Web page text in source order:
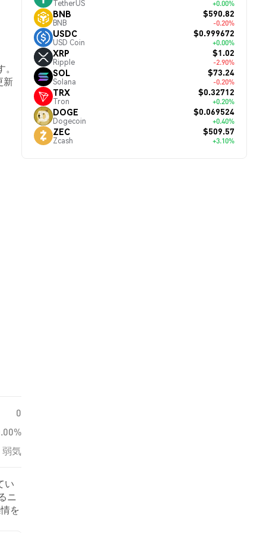
新
0
弱気
い
ニ
を
TetherUS +0.00%
BNB
BNB
$590.82
-0.20%
USDC
USD Coin
$0.999672
+0.00%
XRP
Ripple
$1.02
-2.90%
SOL
Solana
$73.24
-0.20%
TRX
Tron
$0.32712
+0.20%
DOGE
Dogecoin
$0.069524
+0.40%
ZEC
Zcash
$509.57
+3.10%